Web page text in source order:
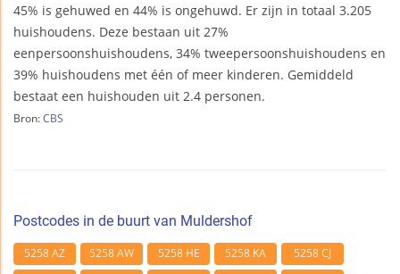
45% is gehuwed en 44% is ongehuwd. Er zijn in totaal 3.205
huishoudens. Deze bestaan uit 27%
eenpersoonshuishoudens, 34% tweepersoonshuishoudens en
39% huishoudens met één of meer kinderen. Gemiddeld
bestaat een huishouden uit 2.4 personen.
Bron: CBS
Postcodes in de buurt van Muldershof
5258 AZ 5258 AW 5258 HE 5258 KA
5258 CJ